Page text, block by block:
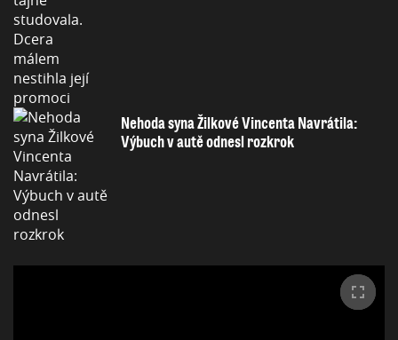
Nehoda syna Žilkové Vincenta Navrátila:
Výbuch v autě odnesl rozkrok